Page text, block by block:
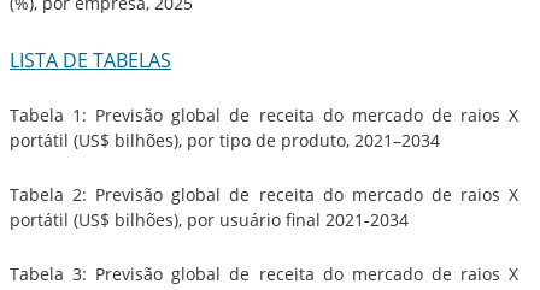
LISTA DE TABELAS
Tabela 1: Previsão global de receita do mercado de raios X
portátil (US$ bilhões), por tipo de produto, 2021–2034
Tabela 2: Previsão global de receita do mercado de raios X
portátil (US$ bilhões), por usuário final 2021-2034
Tabela 3: Previsão global de receita do mercado de raios X